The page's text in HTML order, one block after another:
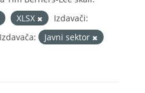
XLSX
Izdavači:
Javni sektor